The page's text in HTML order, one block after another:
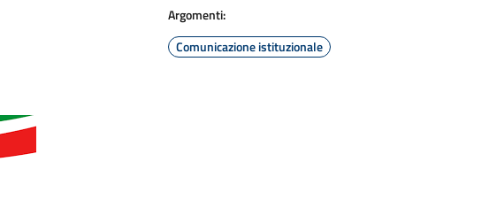
Argomenti:
Comunicazione istituzionale